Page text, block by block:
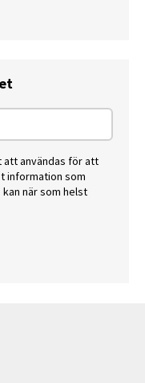
att användas för att
information som
när som helst